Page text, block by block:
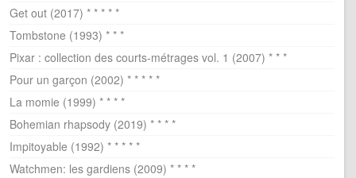
Get out (2017) * * * * *
Tombstone (1993) * * *
Pixar : collection des courts-métrages vol. 1 (2007) * * *
Pour un garçon (2002) * * * * *
La momie (1999) * * * *
Bohemian rhapsody (2019) * * * *
Impitoyable (1992) * * * * *
Watchmen: les gardiens (2009) * * * *